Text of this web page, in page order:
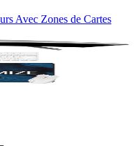
Avec Zones de Cartes